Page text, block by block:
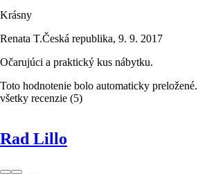
Krásny
Renata T.Česká republika, 9. 9. 2017
Očarujúci a praktický kus nábytku.
Toto hodnotenie bolo automaticky preložené.
všetky recenzie (5)
Rad Lillo